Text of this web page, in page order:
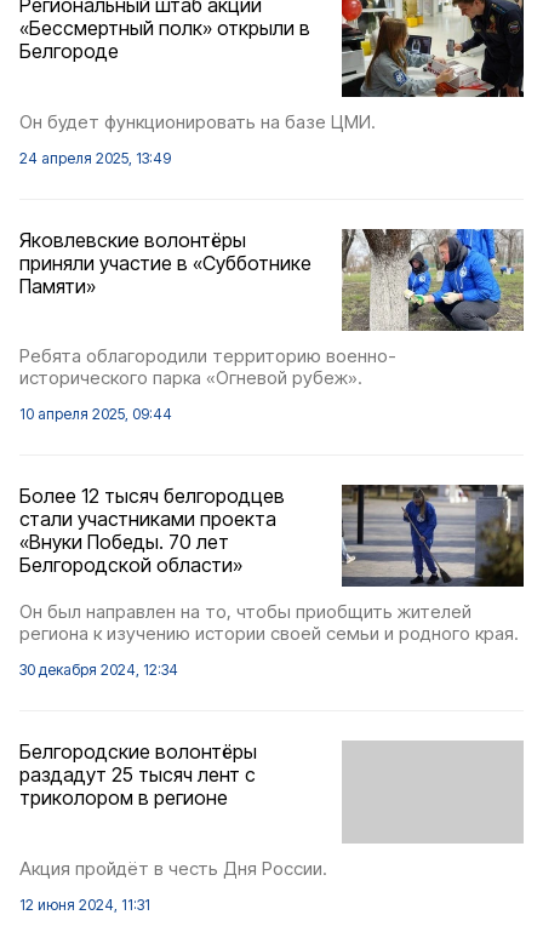
Региональный штаб акции
«Бессмертный полк» открыли в
Белгороде
Он будет функционировать на базе ЦМИ.
24 апреля 2025, 13:49
Яковлевские волонтёры
приняли участие в «Субботнике
Памяти»
Ребята облагородили территорию военно-
исторического парка «Огневой рубеж».
10 апреля 2025, 09:44
Более 12 тысяч белгородцев
стали участниками проекта
«Внуки Победы. 70 лет
Белгородской области»
Он был направлен на то, чтобы приобщить жителей
региона к изучению истории своей семьи и родного края.
30 декабря 2024, 12:34
Белгородские волонтёры
раздадут 25 тысяч лент с
триколором в регионе
Акция пройдёт в честь Дня России.
12 июня 2024, 11:31